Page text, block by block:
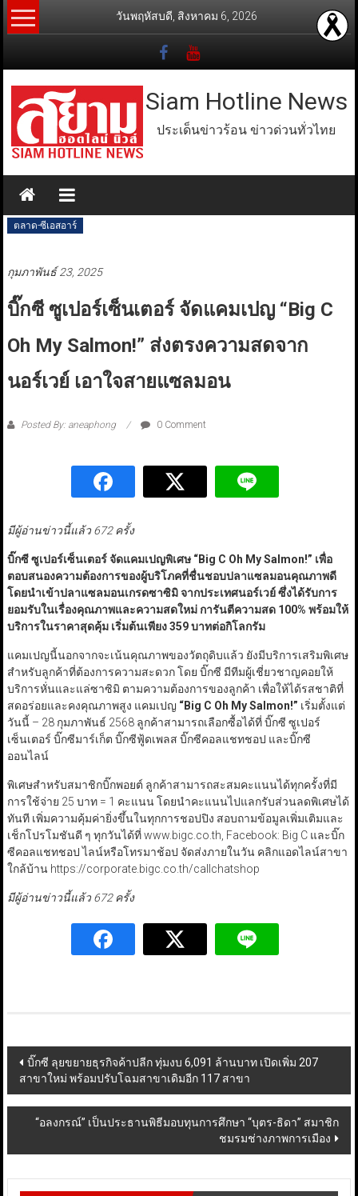
Skip
to
วันพฤหัสบดี, สิงหาคม 6, 2026
Siam Hotline News
ประเด็นข่าวร้อน ข่าวด่วนทั่วไทย
ตลาด-ซีเอสอาร์
กุมภาพันธ์ 23, 2025
บิ๊กซี ซูเปอร์เซ็นเตอร์ จัดแคมเปญ “Big C
Oh My Salmon!” ส่งตรงความสดจาก
นอร์เวย์ เอาใจสายแซลมอน
Posted By: aneaphong 0 Comment
มีผู้อ่านข่าวนี้แล้ว 672 ครั้ง
บิ๊กซี ซูเปอร์เซ็นเตอร์ จัดแคมเปญพิเศษ“Big C Oh My Salmon!” เพื่อ
ตอบสนองความต้องการของผู้บริโภคที่ชื่นชอบปลาแซลมอนคุณภาพดี
โดยนำเข้าปลาแซลมอนเกรดซาซิมิ จากประเทศนอร์เวย์ ซึ่งได้รับการ
ยอมรับในเรื่องคุณภาพและความสดใหม่ การันตีความสด 100% พร้อมให้
บริการในราคาสุดคุ้ม เริ่มต้นเพียง 359 บาทต่อกิโลกรัม
แคมเปญนี้นอกจากจะเน้นคุณภาพของวัตถุดิบแล้ว ยังมีบริการเสริมพิเศษ
สำหรับลูกค้าที่ต้องการความสะดวก โดย บิ๊กซี มีทีมผู้เชี่ยวชาญคอยให้
บริการหั่นและแล่ซาซิมิ ตามความต้องการของลูกค้า เพื่อให้ได้รสชาติที่
สดอร่อยและคงคุณภาพสูง แคมเปญ “Big C Oh My Salmon!” เริ่มตั้งแต่
วันนี้ – 28 กุมภาพันธ์ 2568 ลูกค้าสามารถเลือกซื้อได้ที่ บิ๊กซี ซูเปอร์
เซ็นเตอร์ บิ๊กซีมาร์เก็ต บิ๊กซีฟู้ดเพลส บิ๊กซีคอลแชทชอป และบิ๊กซี
ออนไลน์
พิเศษสำหรับสมาชิกบิ๊กพอยต์ ลูกค้าสามารถสะสมคะแนนได้ทุกครั้งที่มี
การใช้จ่าย 25 บาท = 1 คะแนน โดยนำคะแนนไปแลกรับส่วนลดพิเศษได้
ทันที เพิ่มความคุ้มค่ายิ่งขึ้นในทุกการชอปปิง สอบถามข้อมูลเพิ่มเติมและ
เช็กโปรโมชันดี ๆ ทุกวันได้ที่ www.bigc.co.th, Facebook: Big C และบิ๊ก
ซีคอลแชทชอป ไลน์หรือโทรมาช้อป จัดส่งภายในวัน คลิกแอดไลน์สาขา
ใกล้บ้าน https://corporate.bigc.co.th/callchatshop
มีผู้อ่านข่าวนี้แล้ว 672 ครั้ง
Post
navigation
บิ๊กซี ลุยขยายธุรกิจค้าปลีก ทุ่มงบ 6,091 ล้านบาท เปิดเพิ่ม 207
สาขาใหม่ พร้อมปรับโฉมสาขาเดิมอีก 117 สาขา
“อลงกรณ์” เป็นประธานพิธีมอบทุนการศึกษา “บุตร-ธิดา” สมาชิก
ชมรมช่างภาพการเมือง